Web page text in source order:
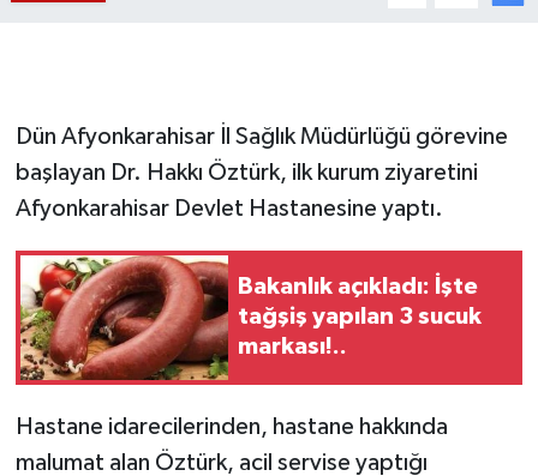
Dün Afyonkarahisar İl Sağlık Müdürlüğü görevine
başlayan Dr. Hakkı Öztürk, ilk kurum ziyaretini
Afyonkarahisar Devlet Hastanesine yaptı.
Bakanlık açıkladı: İşte
tağşiş yapılan 3 sucuk
markası!..
Hastane idarecilerinden, hastane hakkında
malumat alan Öztürk, acil servise yaptığı